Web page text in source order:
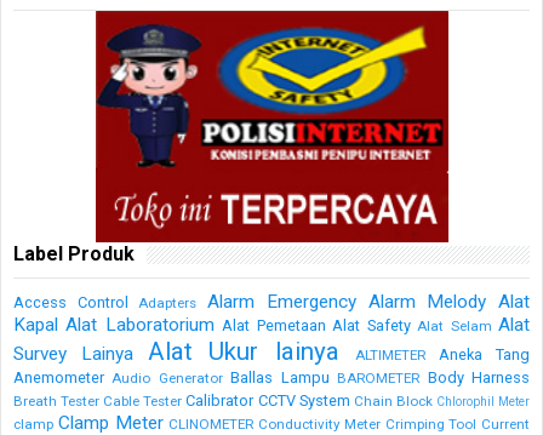
Label Produk
Access Control Adapters Alarm Emergency Alarm Melody Alat
Kapal Alat Laboratorium Alat Pemetaan Alat Safety Alat Selam Alat
Survey Lainya
Alat Ukur lainya ALTIMETER
Aneka Tang
Anemometer Audio Generator Ballas Lampu BAROMETER Body Harness
Breath Tester Cable Tester Calibrator CCTV System Chain Block Chlorophil Meter
clamp Clamp Meter CLINOMETER Conductivity Meter Crimping Tool Current